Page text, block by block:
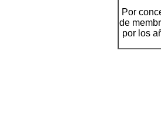
Por
de
por los